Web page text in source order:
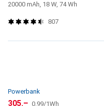
20000 mAh, 18 W, 74 Wh
807
Powerbank
CHF
305.– CHF
0.99/1Wh